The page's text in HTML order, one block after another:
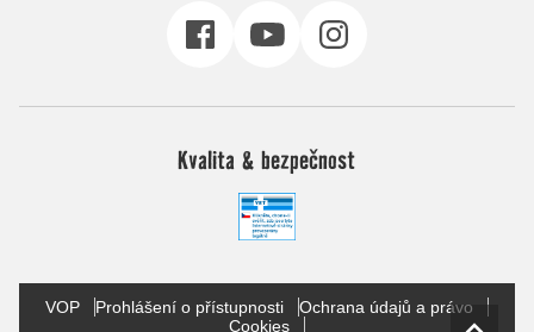
Kvalita & bezpečnost
VOP Prohlášení o přístupnosti
Ochrana údajů a právo
Cookies